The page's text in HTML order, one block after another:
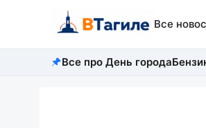
Все
Все про День города